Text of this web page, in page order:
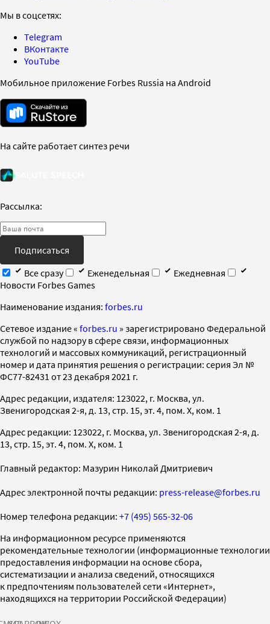
Мы в соцсетях:
Telegram
ВКонтакте
YouTube
Мобильное приложение Forbes Russia на Android
На сайте работает синтез речи
Рассылка:
Подписаться
Все сразу
Еженедельная
Ежедневная
Новости Forbes Games
Наименование издания: forbes.ru
Cетевое издание « forbes.ru » зарегистрировано Федеральной
службой по надзору в сфере связи, информационных
технологий и массовых коммуникаций, регистрационный
номер и дата принятия решения о регистрации: серия Эл №
ФС77-82431 от 23 декабря 2021 г.
Адрес редакции, издателя: 123022, г. Москва, ул.
Звенигородская 2-я, д. 13, стр. 15, эт. 4, пом. X, ком. 1
Адрес редакции: 123022, г. Москва, ул. Звенигородская 2-я, д.
13, стр. 15, эт. 4, пом. X, ком. 1
Главный редактор: Мазурин Николай Дмитриевич
Адрес электронной почты редакции: press-release@forbes.ru
Номер телефона редакции: +7 (495) 565-32-06
На информационном ресурсе применяются
рекомендательные технологии (информационные технологии
предоставления информации на основе сбора,
систематизации и анализа сведений, относящихся
к предпочтениям пользователей сети «Интернет»,
находящихся на территории Российской Федерации)